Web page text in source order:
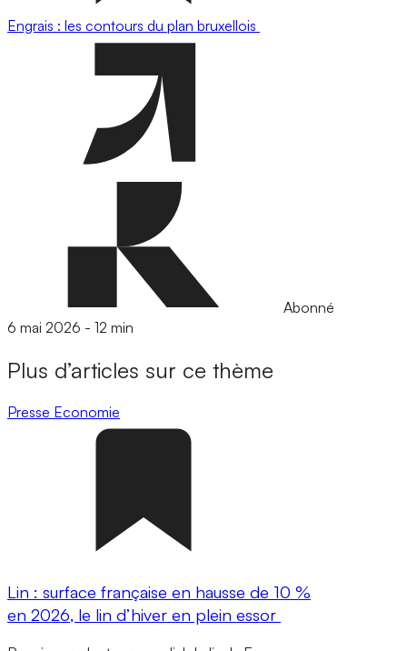
Engrais : les contours du plan bruxellois
Abonné
6 mai 2026 - 12 min
Plus d’articles sur ce thème
Presse Economie
Lin : surface française en hausse de 10 %
en 2026, le lin d’hiver en plein essor